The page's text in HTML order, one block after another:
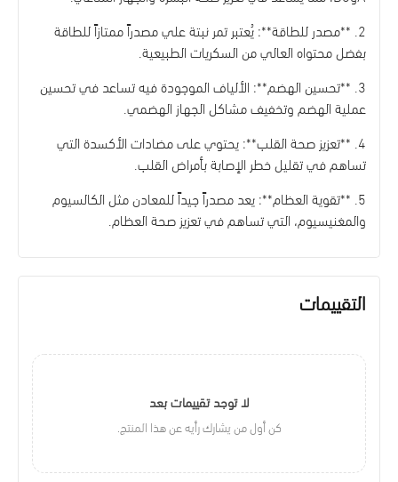
2. **مصدر للطاقة**: يُعتبر تمر نبتة علي مصدراً ممتازاً للطاقة
بفضل محتواه العالي من السكريات الطبيعية.
3. **تحسين الهضم**: الألياف الموجودة فيه تساعد في تحسين
عملية الهضم وتخفيف مشاكل الجهاز الهضمي.
4. **تعزيز صحة القلب**: يحتوي على مضادات الأكسدة التي
تساهم في تقليل خطر الإصابة بأمراض القلب.
5. **تقوية العظام**: يعد مصدراً جيداً للمعادن مثل الكالسيوم
والمغنيسيوم، التي تساهم في تعزيز صحة العظام.
التقييمات
لا توجد تقييمات بعد
كن أول من يشارك رأيه عن هذا المنتج.